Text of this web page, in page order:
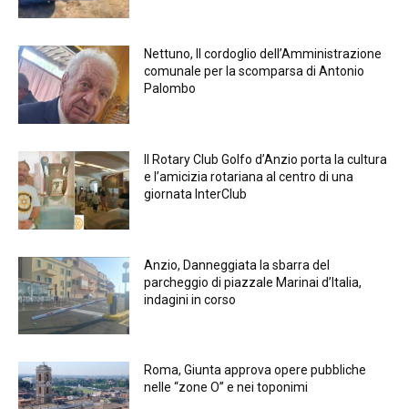
Nettuno, Il cordoglio dell’Amministrazione
comunale per la scomparsa di Antonio
Palombo
Il Rotary Club Golfo d’Anzio porta la cultura
e l’amicizia rotariana al centro di una
giornata InterClub
Anzio, Danneggiata la sbarra del
parcheggio di piazzale Marinai d’Italia,
indagini in corso
Roma, Giunta approva opere pubbliche
nelle “zone O” e nei toponimi